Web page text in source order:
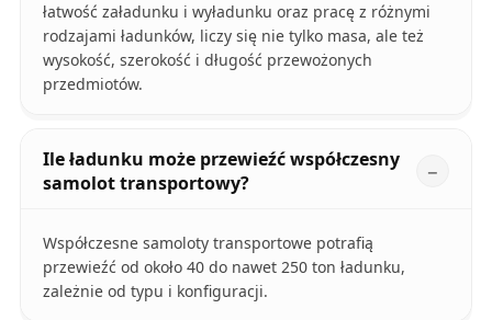
łatwość załadunku i wyładunku oraz pracę z różnymi
rodzajami ładunków, liczy się nie tylko masa, ale też
wysokość, szerokość i długość przewożonych
przedmiotów.
Ile ładunku może przewieźć współczesny
samolot transportowy?
Współczesne samoloty transportowe potrafią
przewieźć od około 40 do nawet 250 ton ładunku,
zależnie od typu i konfiguracji.